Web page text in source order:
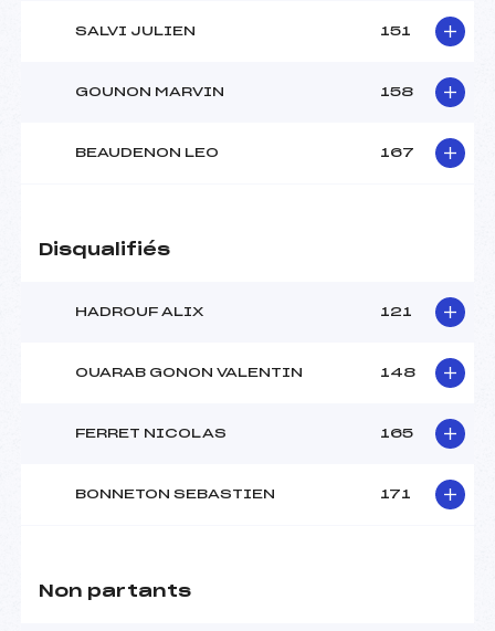
SALVI JULIEN 151
GOUNON MARVIN 158
BEAUDENON LEO 167
Disqualifiés
HADROUF ALIX 121
OUARAB GONON VALENTIN 148
FERRET NICOLAS 165
BONNETON SEBASTIEN 171
Non partants